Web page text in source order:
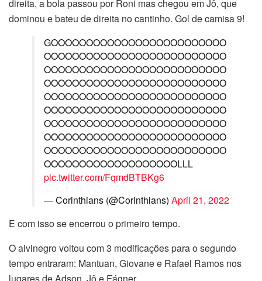
direita, a bola passou por Roni mas chegou em Jô, que
dominou e bateu de direita no cantinho. Gol de camisa 9!
GOOOOOOOOOOOOOOOOOOOOOOOOO
OOOOOOOOOOOOOOOOOOOOOOOOOO
OOOOOOOOOOOOOOOOOOOOOOOOOO
OOOOOOOOOOOOOOOOOOOOOOOOOO
OOOOOOOOOOOOOOOOOOOOOOOOOO
OOOOOOOOOOOOOOOOOOOOOOOOOO
OOOOOOOOOOOOOOOOOOOOOOOOOO
OOOOOOOOOOOOOOOOOOOOOOOOOO
OOOOOOOOOOOOOOOOOOOOOOOOOO
OOOOOOOOOOOOOOOOOOOLLL
pic.twitter.com/FqmdBTBKg6
— Corinthians (@Corinthians) April 21, 2022
E com isso se encerrou o primeiro tempo.
O alvinegro voltou com 3 modificações para o segundo
tempo entraram: Mantuan, Giovane e Rafael Ramos nos